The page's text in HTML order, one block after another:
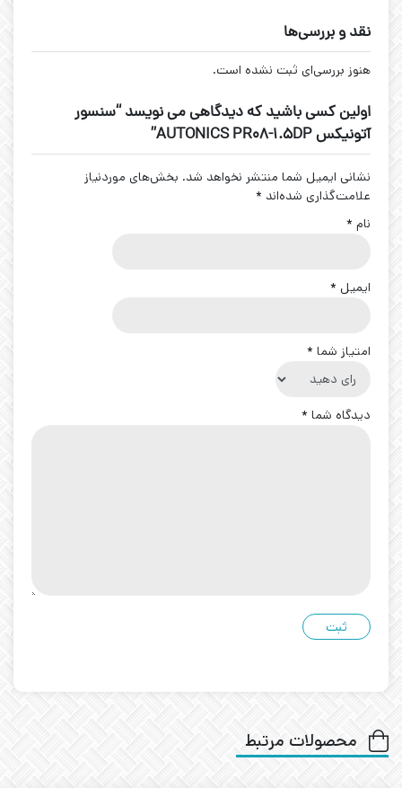
نقد و بررسی‌ها
هنوز بررسی‌ای ثبت نشده است.
اولین کسی باشید که دیدگاهی می نویسد “سنسور
آتونیکس AUTONICS PR08-1.5DP”
نشانی ایمیل شما منتشر نخواهد شد. بخش‌های موردنیاز
علامت‌گذاری شده‌اند *
نام *
ایمیل *
امتیاز شما *
دیدگاه شما *
محصولات مرتبط